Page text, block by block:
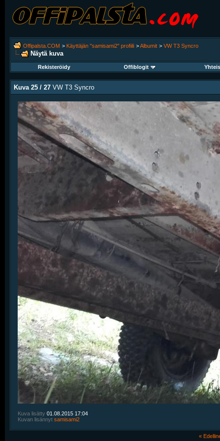
Offipalsta.COM > Käyttäjän "samisami2" profiili >Albumit > VW T3 Syncro
Näytä kuva
Rekisteröidy Offiblogit
Kuva 25 / 27 VW T3 Syncro
Kuva lisätty 01.08.2015 17:04
Kuvan lisännyt samisami2
«